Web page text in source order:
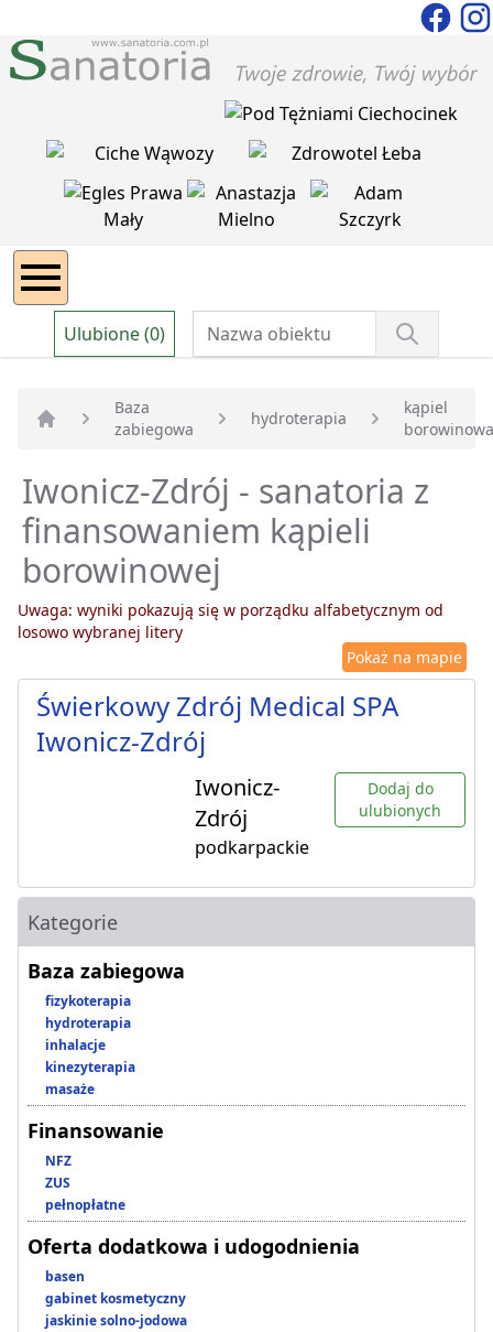
Ulubione (0)
Strona główna
Baza
zabiegowa
hydroterapia
kąpiel
borowinowa
Iwonicz-Zdrój - sanatoria z
finansowaniem kąpieli
borowinowej
Uwaga: wyniki pokazują się w porządku alfabetycznym od
losowo wybranej litery
Pokaż na mapie
Świerkowy Zdrój Medical SPA
Iwonicz-Zdrój
Iwonicz-
Zdrój
podkarpackie
Dodaj do
ulubionych
Kategorie
Baza zabiegowa
fizykoterapia
hydroterapia
inhalacje
kinezyterapia
masaże
Finansowanie
NFZ
ZUS
pełnopłatne
Oferta dodatkowa i udogodnienia
basen
gabinet kosmetyczny
jaskinie solno-jodowa